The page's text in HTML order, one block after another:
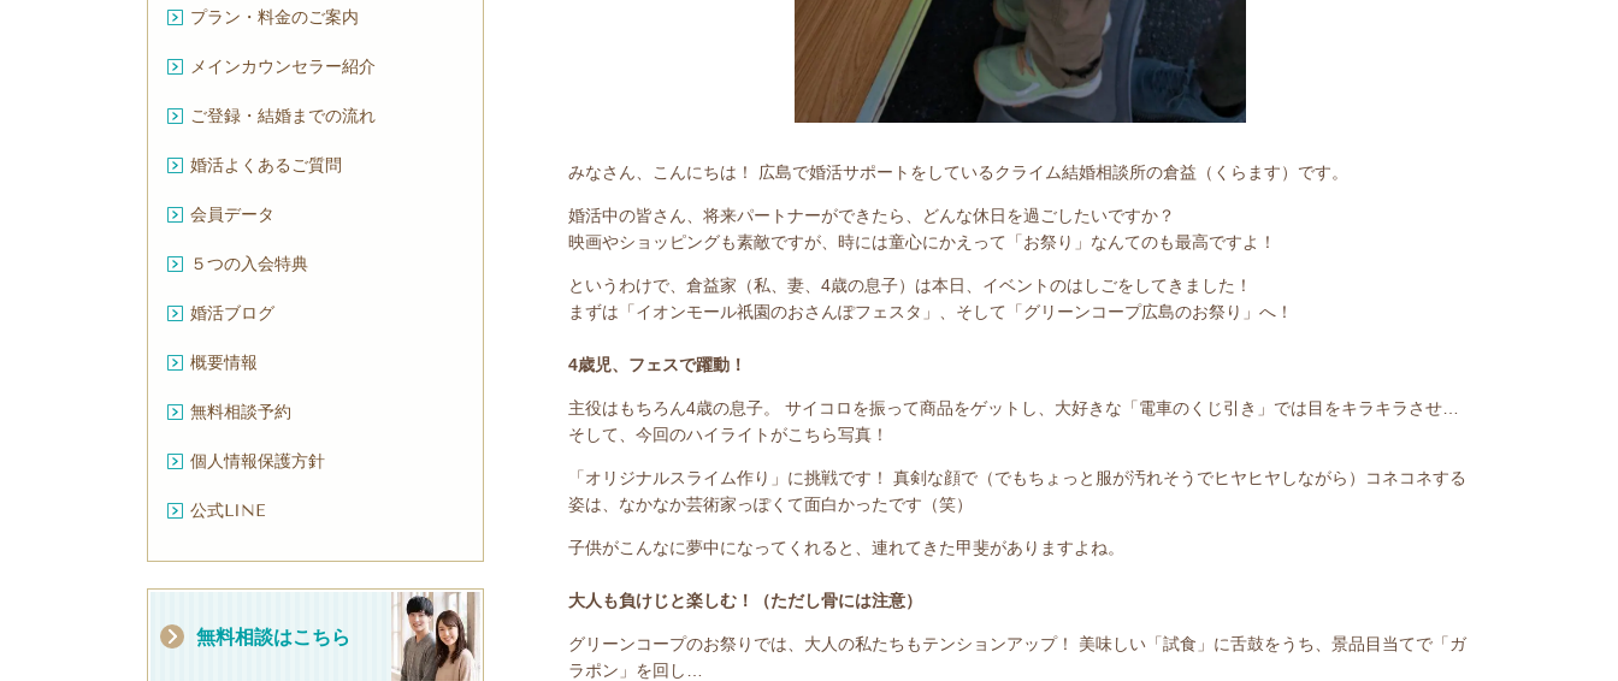
みなさん、こんにちは！ 広島で婚活サポートをしているクライム結婚相談所の倉益（くらます）です。
婚活中の皆さん、将来パートナーができたら、どんな休日を過ごしたいですか？
映画やショッピングも素敵ですが、時には童心にかえって「お祭り」なんてのも最高ですよ！
というわけで、倉益家（私、妻、4歳の息子）は本日、イベントのはしごをしてきました！
まずは「イオンモール祇園のおさんぽフェスタ」、そして「グリーンコープ広島のお祭り」へ！
4歳児、フェスで躍動！
主役はもちろん4歳の息子。 サイコロを振って商品をゲットし、大好きな「電車のくじ引き」では目をキラキラさせ…
そして、今回のハイライトがこちら写真！
「オリジナルスライム作り」に挑戦です！ 真剣な顔で（でもちょっと服が汚れそうでヒヤヒヤしながら）コネコネする
姿は、なかなか芸術家っぽくて面白かったです（笑）
子供がこんなに夢中になってくれると、連れてきた甲斐がありますよね。
大人も負けじと楽しむ！（ただし骨には注意）
グリーンコープのお祭りでは、大人の私たちもテンションアップ！ 美味しい「試食」に舌鼓をうち、景品目当てで「ガ
ラポン」を回し…
プラン・料金のご案内
メインカウンセラー紹介
ご登録・結婚までの流れ
婚活よくあるご質問
会員データ
５つの入会特典
婚活ブログ
概要情報
無料相談予約
個人情報保護方針
公式LINE
無料相談はこちら